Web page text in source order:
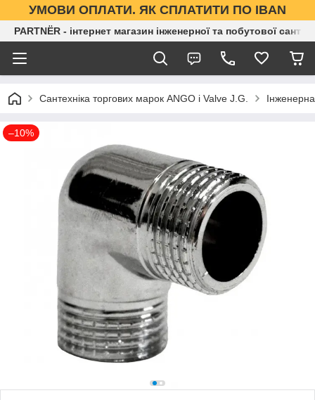
УМОВИ ОПЛАТИ. ЯК СПЛАТИТИ ПО IBAN
PARTNЁR - інтернет магазин інженерної та побутової
Сантехніка торгових марок ANGO і Valve J.G.
–10%